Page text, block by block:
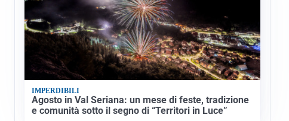
IMPERDIBILI
Agosto in Val Seriana: un mese di feste, tradizione
e comunità sotto il segno di “Territori in Luce”